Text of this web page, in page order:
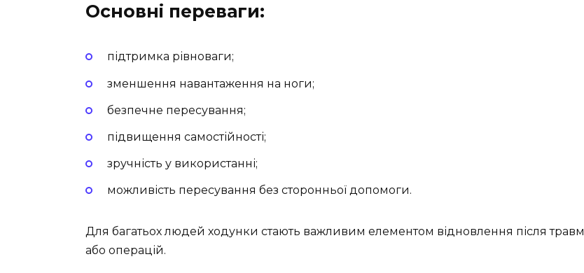
Основні переваги:
підтримка рівноваги;
зменшення навантаження на ноги;
безпечне пересування;
підвищення самостійності;
зручність у використанні;
можливість пересування без сторонньої допомоги.
Для багатьох людей ходунки стають важливим елементом відновлення після травм
або операцій.